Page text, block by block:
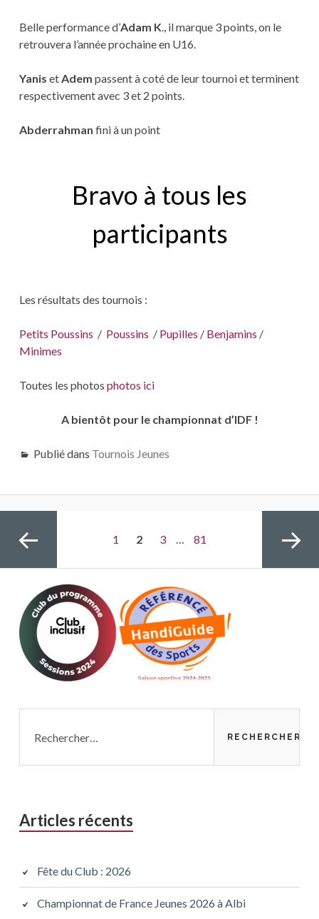
Belle performance d’Adam K., il marque 3 points, on le
retrouvera l’année prochaine en U16.
Yanis etAdem passent à coté de leur tournoi et terminent
respectivement avec 3 et 2 points.
Abderrahman fini à un point
Bravo à tous les
participants
Les résultats des tournois :
Petits Poussins / Poussins / Pupilles / Benjamins /
Minimes
Toutes les photos photos ici
A bientôt pour le championnat d’IDF !
Publié dans Tournois Jeunes
des
articles
Page
précédente
Page
1 PAGE
2 Page
3 … Page
81
Articles récents
Fête du Club : 2026
Championnat de France Jeunes 2026 à Albi